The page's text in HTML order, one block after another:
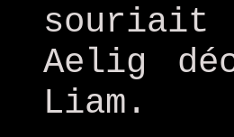
souriait
Aelig
Liam.